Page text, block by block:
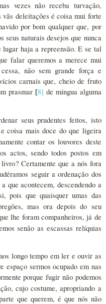
vezes não receba turvação,
deleitações é coisa mui forte
por bom qualquer que, por
seus naturais desejos que nunca
lugar haja a repreensão. E se tal
falar queremos a merece mui
não sem grande força e
carnais que, cheio de fruto
prasmar [8] de míngua alguma
seus prudentes feitos, isto
coisa mais doce do que ligeira
contar os louvores deste
actos, sendo todos postos em
Certamente que a nós fora
seguir a ordenação dos
que acontecem, descendendo a
pois que quaisquer umas das
mas ora depois do seu
lhe foram companheiros, já de
senão as escassas relíquias
longo tempo em ler e ouvir as
espaço sermos ocupado em nas
porque fugir não podemos
cujo costume, apropriando a
que querem, é que nós não